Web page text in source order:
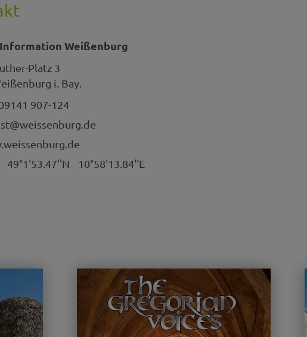
Weißenburg
Platz 3
i. Bay.
907-124
49°1'53.47''N 10°58'13.84''E